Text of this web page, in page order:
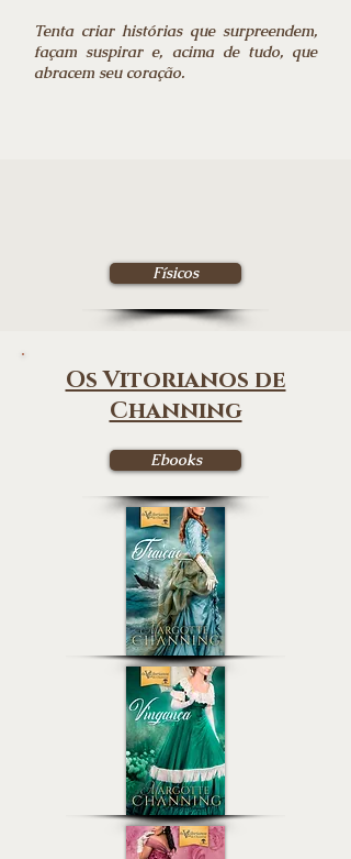
Tenta criar histórias que surpreendem,
façam suspirar e, acima de tudo, que
abracem seu coração.
Físicos
Os Vitorianos de
Channing
Ebooks